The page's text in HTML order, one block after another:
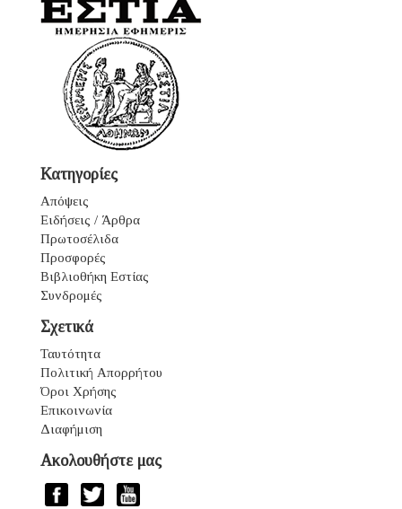
Κατηγορίες
Απόψεις
Ειδήσεις / Άρθρα
Πρωτοσέλιδα
Προσφορές
Βιβλιοθήκη Εστίας
Συνδρομές
Σχετικά
Ταυτότητα
Πολιτική Απορρήτου
Όροι Χρήσης
Επικοινωνία
Διαφήμιση
Ακολουθήστε μας